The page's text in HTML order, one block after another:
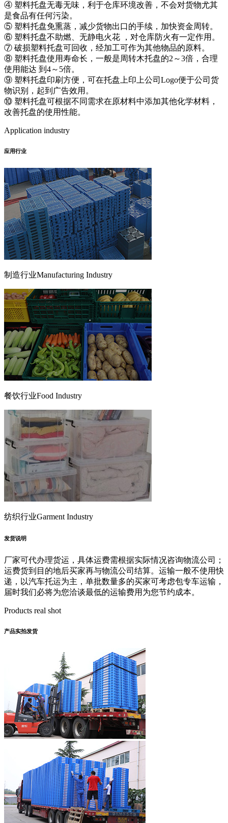
④ 塑料托盘无毒无味，利于仓库环境改善，不会对货物尤其
是食品有任何污染。
⑤ 塑料托盘免熏蒸，减少货物出口的手续，加快资金周转。
⑥ 塑料托盘不助燃、无静电火花 ，对仓库防火有一定作用。
⑦ 破损塑料托盘可回收，经加工可作为其他物品的原料。
⑧ 塑料托盘使用寿命长，一般是周转木托盘的2～3倍，合理
使用能达 到4～5倍。
⑨ 塑料托盘印刷方便，可在托盘上印上公司Logo便于公司货
物识别，起到广告效用。
⑩ 塑料托盘可根据不同需求在原材料中添加其他化学材料，
改善托盘的使用性能。
Application industry
应用行业
制造行业Manufacturing Industry
餐饮行业Food Industry
纺织行业Garment Industry
发货说明
厂家可代办理货运，具体运费需根据实际情况咨询物流公司；
运费货到目的地后买家再与物流公司结算。运输一般不使用快
递，以汽车托运为主，单批数量多的买家可考虑包专车运输，
届时我们必将为您洽谈最低的运输费用为您节约成本。
Products real shot
产品实拍发货